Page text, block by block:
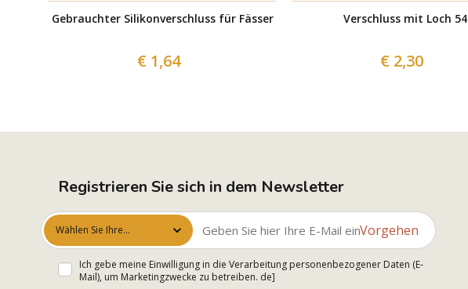
Gebrauchter Silikonverschluss für Fässer
€ 1,64
Verschluss mit Loch 54
€ 2,30
Registrieren Sie sich in dem Newsletter
Wählen Sie Ihre
Interessen aus
Vorgehen
Ich gebe meine Einwilligung in die Verarbeitung personenbezogener Daten (E-
Mail), um Marketingzwecke zu betreiben. de]